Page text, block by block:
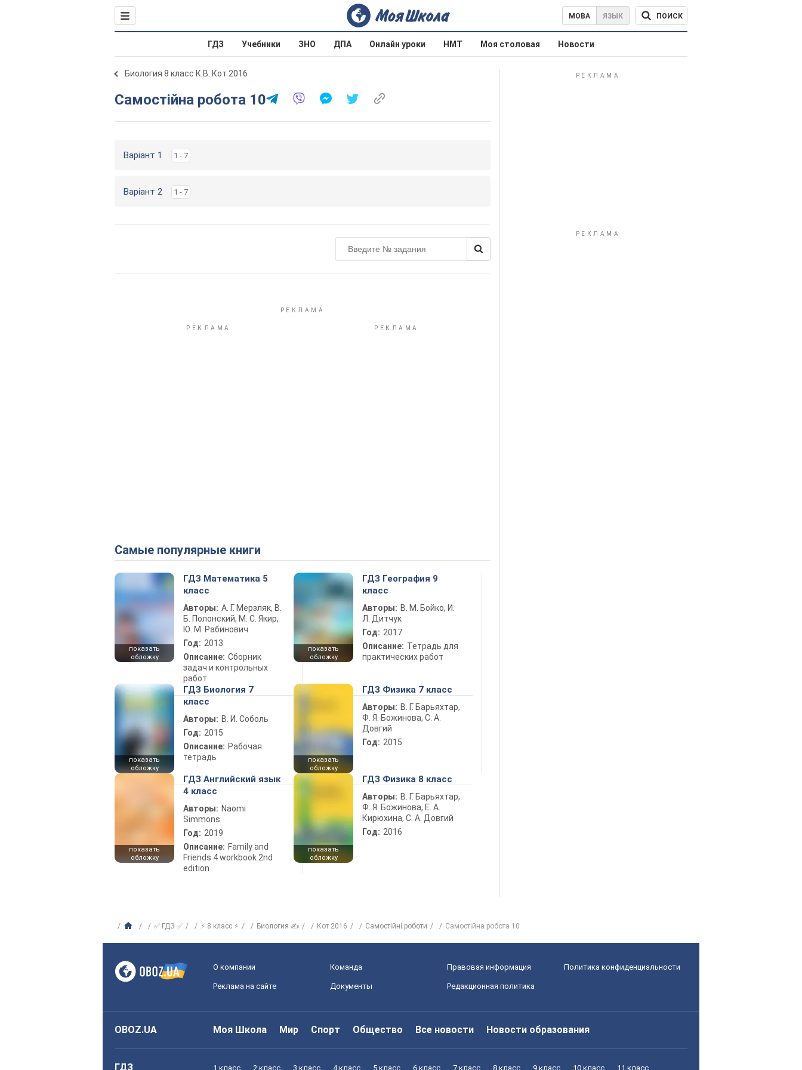
МОВА ЯЗЫК ПОИСК
ГДЗ Учебники ЗНО ДПА Онлайн уроки НМТ Моя столовая Новости
Биология 8 класс К.В. Кот 2016
Самостійна робота 10
Варіант 1 1 - 7
Варіант 2 1 - 7
Самые популярные книги
показать
обложку
ГДЗ Математика 5
класс
Авторы: А. Г. Мерзляк, В.
Б. Полонский, М. С. Якир,
Ю. М. Рабинович
Год: 2013
Описание: Сборник
задач и контрольных
работ
показать
обложку
ГДЗ География 9
класс
Авторы: В. М. Бойко, И.
Л. Дитчук
Год: 2017
Описание: Тетрадь для
практических работ
показать
обложку
ГДЗ Биология 7
класс
Авторы: В. И. Соболь
Год: 2015
Описание: Рабочая
тетрадь
показать
обложку
ГДЗ Физика 7 класс
Авторы: В. Г. Барьяхтар,
Ф. Я. Божинова, С. А.
Довгий
Год: 2015
показать
обложку
ГДЗ Английский язык
4 класс
Авторы: Naomi
Simmons
Год: 2019
Описание: Family and
Friends 4 workbook 2nd
edition
показать
обложку
ГДЗ Физика 8 класс
Авторы: В. Г. Барьяхтар,
Ф. Я. Божинова, Е. А.
Кирюхина, С. А. Довгий
Год: 2016
✅ ГДЗ ✅ ⚡ 8 класс ⚡ Биология ✍ Кот 2016 Самостійні роботи Самостійна робота 10
О компании Команда Правовая информация Политика конфиденциальности
Реклама на сайте Документы Редакционная политика
OBOZ.UA Моя Школа Мир Спорт Общество Все новости Новости образования
ГДЗ 1 класс 2 класс 3 класс 4 класс 5 класс 6 класс 7 класс 8 класс 9 класс 10 класс 11 класс